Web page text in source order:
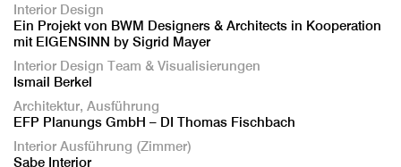
Interior Design
Ein Projekt von BWM Designers & Architects in Kooperation
mit EIGENSINN by Sigrid Mayer
Interior Design Team & Visualisierungen
Ismail Berkel
Architektur, Ausführung
EFP Planungs GmbH – DI Thomas Fischbach
Interior Ausführung (Zimmer)
Sabe Interior